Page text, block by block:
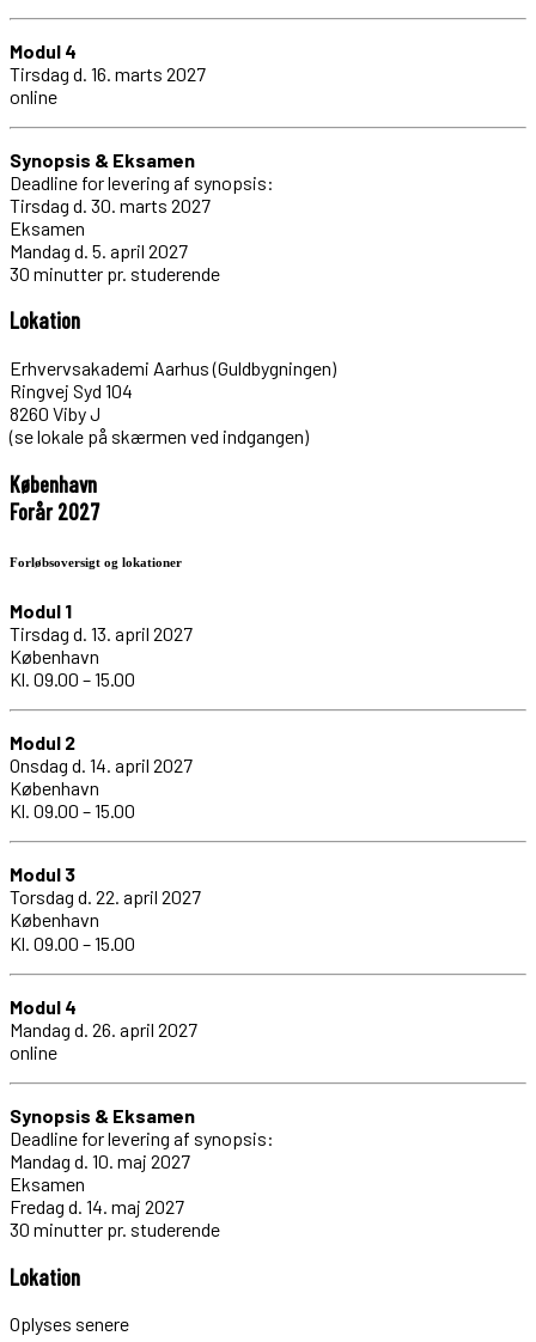
Modul 4
Tirsdag d. 16. marts 2027
online
Synopsis & Eksamen
Deadline for levering af synopsis:
Tirsdag d. 30. marts 2027
Eksamen
Mandag d. 5. april 2027
30 minutter pr. studerende
Lokation
Erhvervsakademi Aarhus (Guldbygningen)
Ringvej Syd 104
8260 Viby J
(se lokale på skærmen ved indgangen)
København
Forår 2027
Forløbsoversigt og lokationer
Modul 1
Tirsdag d. 13. april 2027
København
Kl. 09.00 – 15.00
Modul 2
Onsdag d. 14. april 2027
København
Kl. 09.00 – 15.00
Modul 3
Torsdag d. 22. april 2027
København
Kl. 09.00 – 15.00
Modul 4
Mandag d. 26. april 2027
online
Synopsis & Eksamen
Deadline for levering af synopsis:
Mandag d. 10. maj 2027
Eksamen
Fredag d. 14. maj 2027
30 minutter pr. studerende
Lokation
Oplyses senere